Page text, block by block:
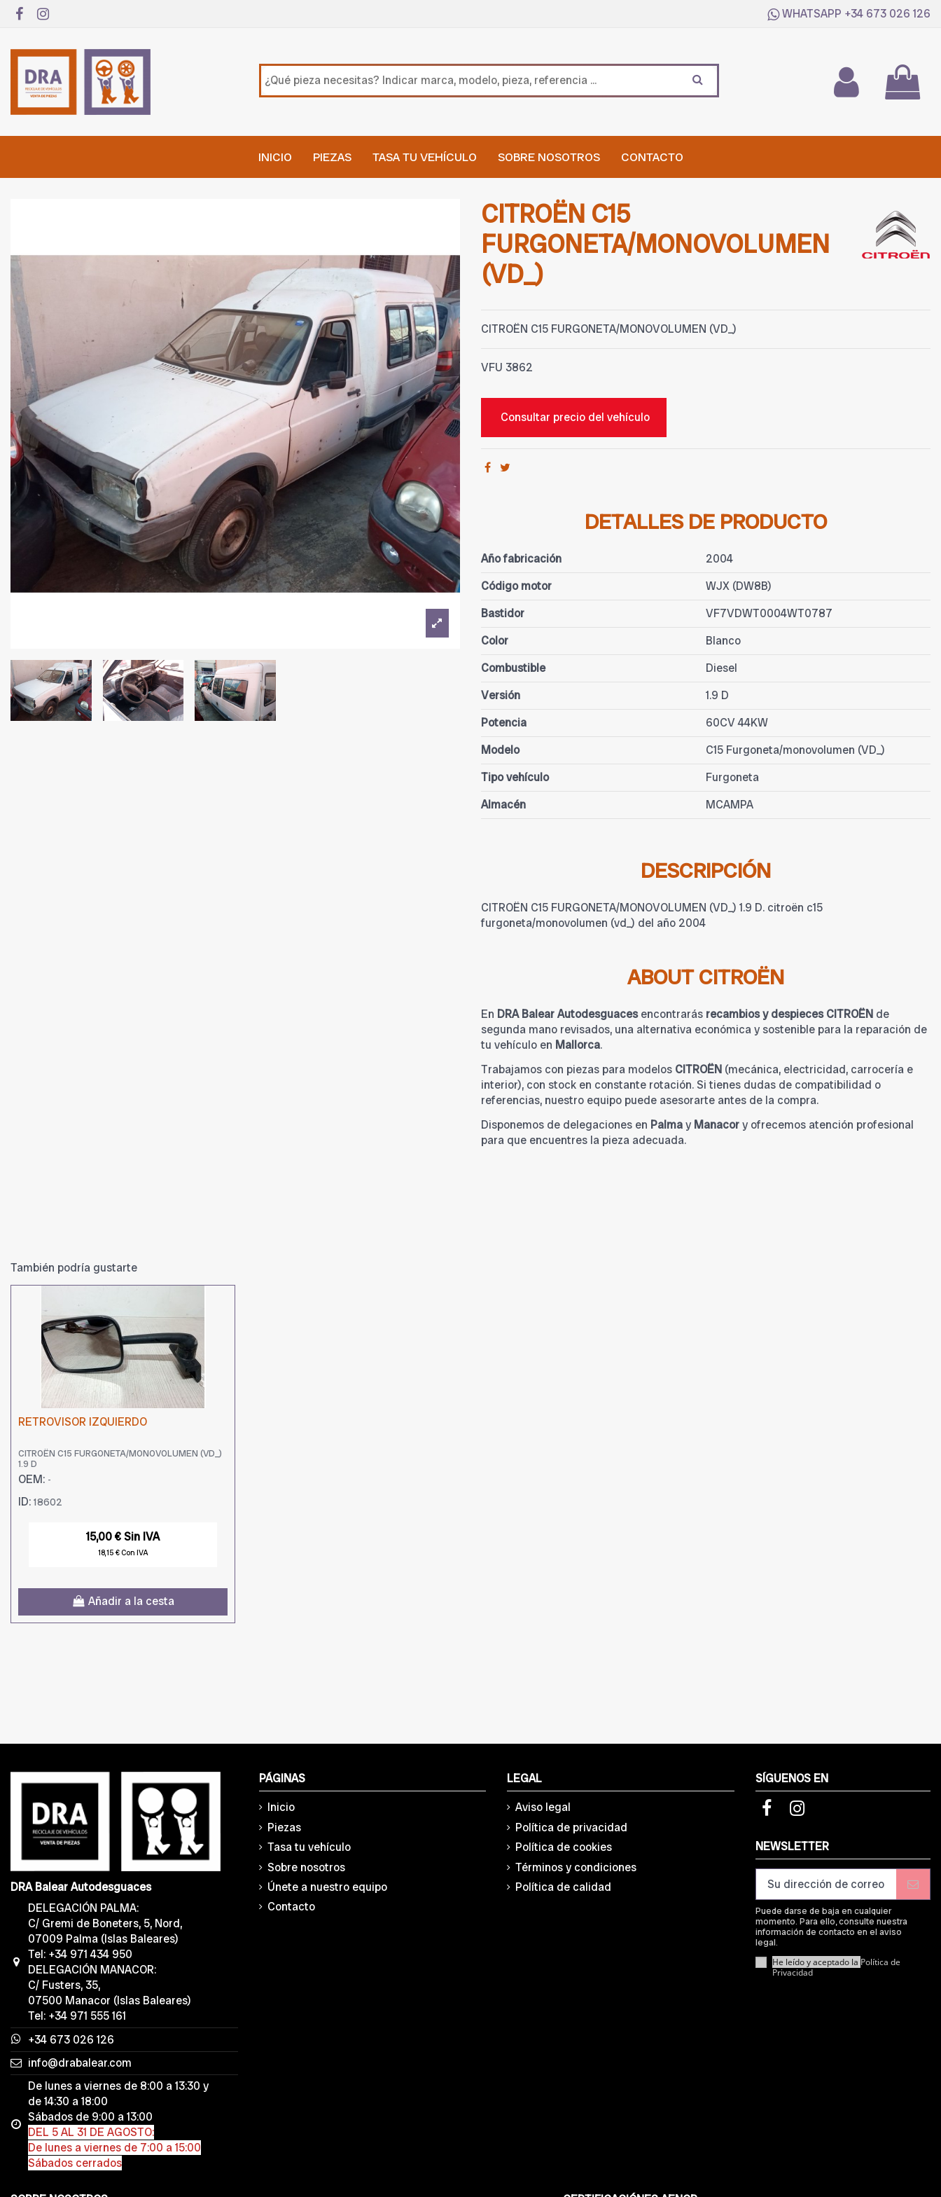
WHATSAPP +34 673 026 126
INICIO PIEZAS TASA TU VEHÍCULO SOBRE NOSOTROS CONTACTO
CITROËN C15
FURGONETA/MONOVOLUMEN
(VD_)
CITROËN C15 FURGONETA/MONOVOLUMEN (VD_)
VFU 3862
Consultar precio del vehículo
DETALLES DE PRODUCTO
Año fabricación
2004
Código motor
WJX (DW8B)
Bastidor
VF7VDWT0004WT0787
Color
Blanco
Combustible
Diesel
Versión
1.9 D
Potencia
60CV 44KW
Modelo
C15 Furgoneta/monovolumen (VD_)
Tipo vehículo
Furgoneta
Almacén
MCAMPA
DESCRIPCIÓN
CITROËN C15 FURGONETA/MONOVOLUMEN (VD_) 1.9 D. citroën c15
furgoneta/monovolumen (vd_) del año 2004
ABOUT CITROËN
En DRA Balear Autodesguacesencontrarás recambios y despieces CITROËN de
segunda mano revisados, una alternativa económica y sostenible para la reparación de
tu vehículo en Mallorca.
Trabajamos con piezas para modelos CITROËN (mecánica, electricidad, carrocería e
interior), con stock en constante rotación. Si tienes dudas de compatibilidad o
referencias, nuestro equipo puede asesorarte antes de la compra.
Disponemos de delegaciones en Palmay Manacory ofrecemos atención profesional
para que encuentres la pieza adecuada.
También podría gustarte
RETROVISOR IZQUIERDO
CITROËN C15 FURGONETA/MONOVOLUMEN (VD_)
1.9 D
OEM: -
ID: 18602
15,00 € Sin IVA
18,15 € Con IVA
Añadir a la cesta
DRA Balear Autodesguaces
DELEGACIÓN PALMA:
C/ Gremi de Boneters, 5, Nord,
07009 Palma (Islas Baleares)
Tel: +34 971 434 950
DELEGACIÓN MANACOR:
C/ Fusters, 35,
07500 Manacor (Islas Baleares)
Tel: +34 971 555 161
+34 673 026 126
info@drabalear.com
De lunes a viernes de 8:00 a 13:30 y
de 14:30 a 18:00
Sábados de 9:00 a 13:00
DEL 5 AL 31 DE AGOSTO:
De lunes a viernes de 7:00 a 15:00
Sábados cerrados
PÁGINAS
Inicio
Piezas
Tasa tu vehículo
Sobre nosotros
Únete a nuestro equipo
Contacto
LEGAL
Aviso legal
Política de privacidad
Política de cookies
Términos y condiciones
Política de calidad
SÍGUENOS EN
NEWSLETTER
Puede darse de baja en cualquier
momento. Para ello, consulte nuestra
información de contacto en el aviso
legal.
He leído y aceptado la Política de
Privacidad